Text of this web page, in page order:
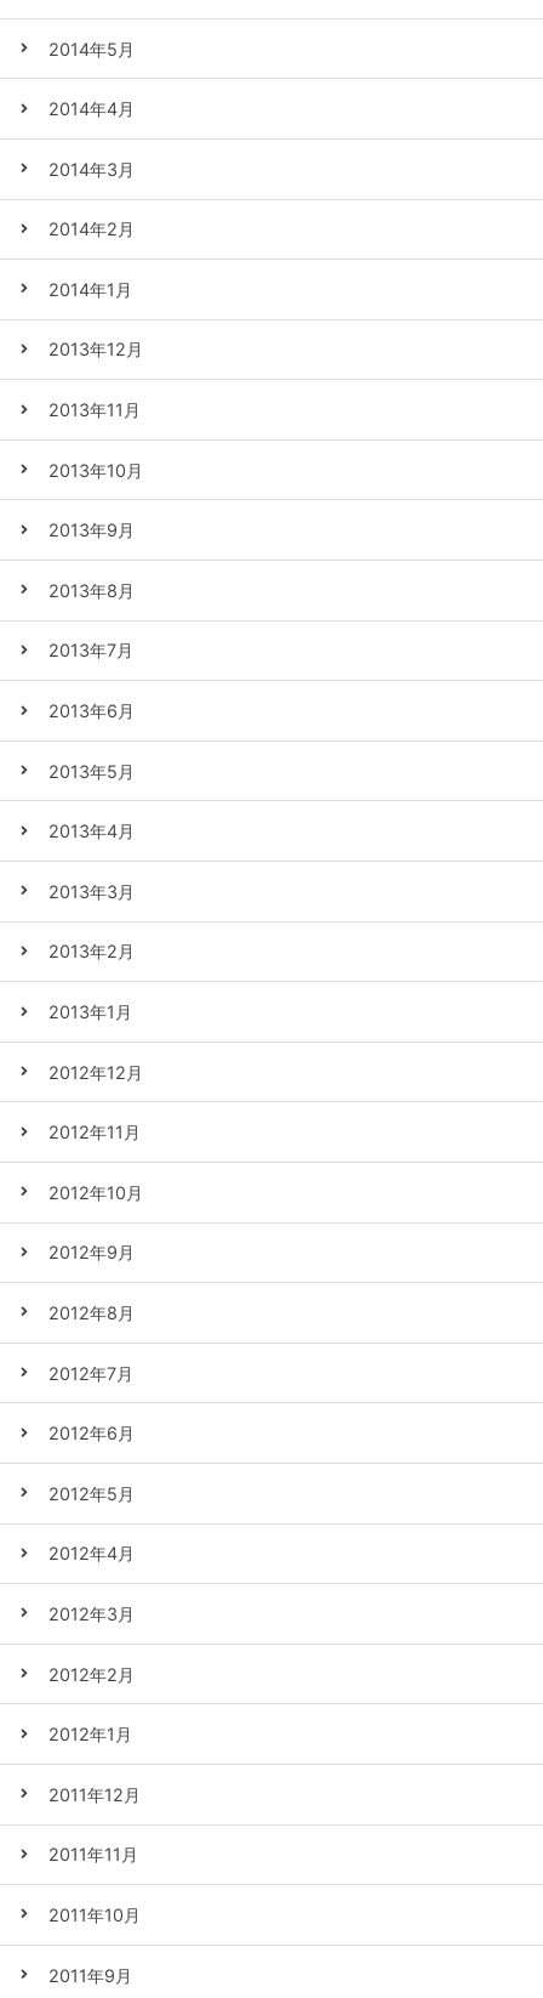
2014年5月
2014年4月
2014年3月
2014年2月
2014年1月
2013年12月
2013年11月
2013年10月
2013年9月
2013年8月
2013年7月
2013年6月
2013年5月
2013年4月
2013年3月
2013年2月
2013年1月
2012年12月
2012年11月
2012年10月
2012年9月
2012年8月
2012年7月
2012年6月
2012年5月
2012年4月
2012年3月
2012年2月
2012年1月
2011年12月
2011年11月
2011年10月
2011年9月